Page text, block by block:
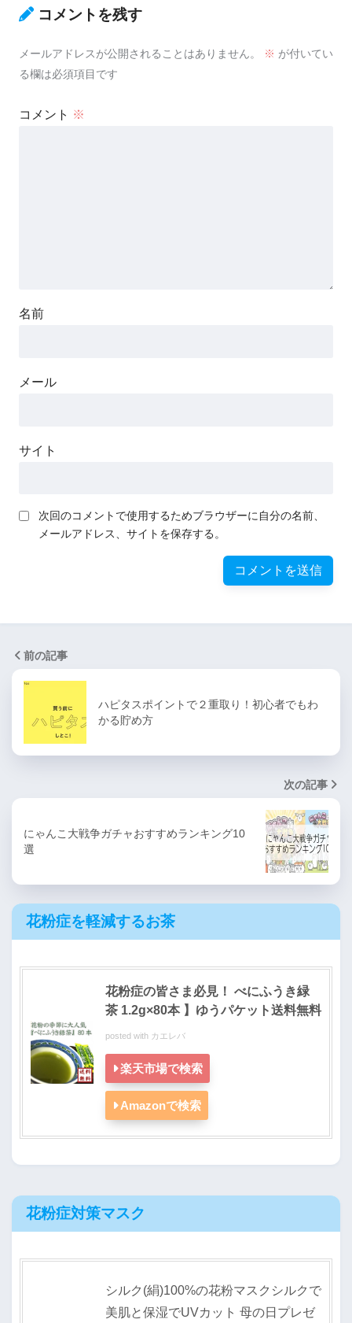
コメントを残す
メールアドレスが公開されることはありません。 ※ が付いてい
る欄は必須項目です
コメント ※
名前
メール
サイト
次回のコメントで使用するためブラウザーに自分の名前、
メールアドレス、サイトを保存する。
前の記事
ハピタスポイントで２重取り！初心者でもわ
かる貯め方
次の記事
にゃんこ大戦争ガチャおすすめランキング10
選
花粉症を軽減するお茶
花粉症の皆さま必見！ べにふうき緑
茶 1.2g×80本 】ゆうパケット送料無料
posted with カエレバ
楽天市場で検索
Amazonで検索
花粉症対策マスク
シルク(絹)100%の花粉マスクシルクで
美肌と保湿でUVカット 母の日プレゼ